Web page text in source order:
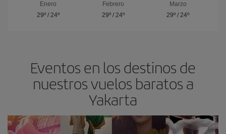
Enero
29º/ 24º
Febrero
29º/ 24º
Marzo
29º /24º
Eventos en los destinos de
nuestros vuelos baratos a
Yakarta